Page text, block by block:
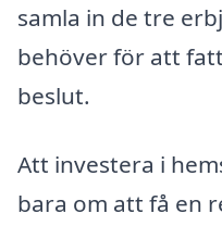
samla in de tre
behöver för att
beslut.
Att investera i
bara om att få en